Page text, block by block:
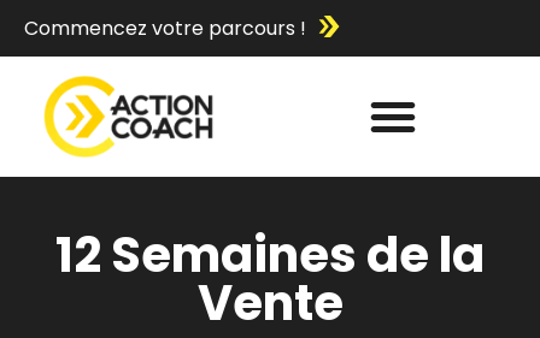
Commencez votre parcours !
12 Semaines de la
Vente